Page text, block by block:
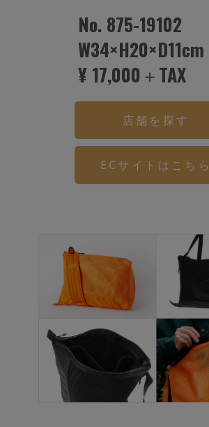
No. 875-19102
W34×H20×D11cm
¥ 17,000＋TAX
店舗を探す
ECサイトはこちら